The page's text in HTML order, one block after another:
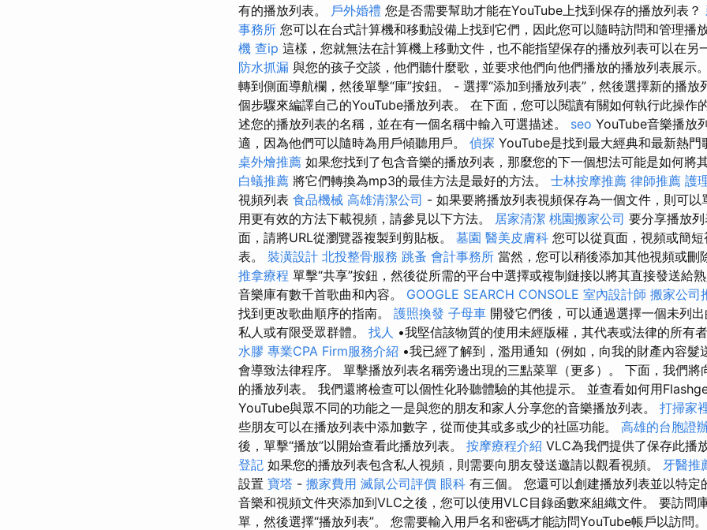
有的播放列表。 戶外婚禮 您是否需要幫助才能在YouTube上找到保存的播放列表？
事務所 您可以在台式計算機和移動設備上找到它們，因此您可以隨時訪問和管理播
機 查ip 這樣，您就無法在計算機上移動文件，也不能指望保存的播放列表可以在另
防水抓漏 與您的孩子交談，他們聽什麼歌，並要求他們向他們播放的播放列表展示。
轉到側面導航欄，然後單擊“庫”按鈕。 - 選擇“添加到播放列表”，然後選擇新的播放
個步驟來編譯自己的YouTube播放列表。 在下面，您可以閱讀有關如何執行此操作
述您的播放列表的名稱，並在有一個名稱中輸入可選描述。 seo YouTube音樂播放
適，因為他們可以隨時為用戶傾聽用戶。 偵探 YouTube是找到最大經典和最新熱門
桌外燴推薦 如果您找到了包含音樂的播放列表，那麼您的下一個想法可能是如何將
白蟻推薦 將它們轉換為mp3的最佳方法是最好的方法。 士林按摩推薦 律師推薦 護
視頻列表 食品機械 高雄清潔公司 - 如果要將播放列表視頻保存為一個文件，則可以
用更有效的方法下載視頻，請參見以下方法。 居家清潔 桃園搬家公司 要分享播放
面，請將URL從瀏覽器複製到剪貼板。 墓園 醫美皮膚科 您可以從頁面，視頻或簡
表。 裝潢設計 北投整骨服務 跳蚤 會計事務所 當然，您可以稍後添加其他視頻或刪
推拿療程 單擊“共享”按鈕，然後從所需的平台中選擇或複制鏈接以將其直接發送給
音樂庫有數千首歌曲和內容。 GOOGLE SEARCH CONSOLE 室內設計師 搬家公司
找到更改歌曲順序的指南。 護照換發 子母車 開發它們後，可以通過選擇一個未列出
私人或有限受眾群體。 找人 •我堅信該物質的使用未經版權，其代表或法律的所有
水膠 專業CPA Firm服務介紹 •我已經了解到，濫用通知（例如，向我的財產內容髮
會導致法律程序。 單擊播放列表名稱旁邊出現的三點菜單（更多）。 下面，我們將
的播放列表。 我們還將檢查可以個性化聆聽體驗的其他提示。 並查看如何用
YouTube與眾不同的功能之一是與您的朋友和家人分享您的音樂播放列表。 打掃家
些朋友可以在播放列表中添加數字，從而使其或多或少的社區功能。 高雄的台胞證
後，單擊“播放”以開始查看此播放列表。 按摩療程介紹 VLC為我們提供了保存此播
登記 如果您的播放列表包含私人視頻，則需要向朋友發送邀請以觀看視頻。 牙醫推
設置 寶塔 - 搬家費用 滅鼠公司評價 眼科 有三個。 您還可以創建播放列表並以特定
音樂和視頻文件夾添加到VLC之後，您可以使用VLC目錄函數來組織文件。 要訪問
單，然後選擇“播放列表”。 您需要輸入用戶名和密碼才能訪問YouTube帳戶以訪問